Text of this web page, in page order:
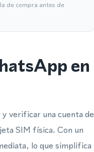
de compra antes de
en
verificar una cuenta de
SIM física. Con un
lo que simplifica